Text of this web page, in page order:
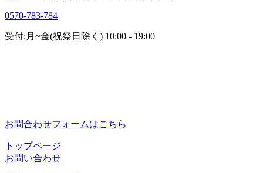
0570-783-784
受付:月~金(祝祭日除く) 10:00 - 19:00
お問合わせフォームはこちら
トップページ
お問い合わせ